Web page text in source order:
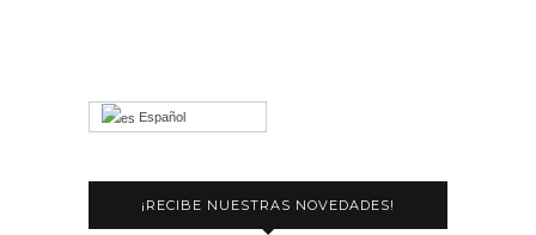
Español
¡RECIBE NUESTRAS NOVEDADES!